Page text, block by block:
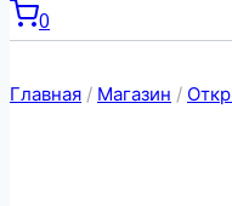
0
Главная / Магазин /